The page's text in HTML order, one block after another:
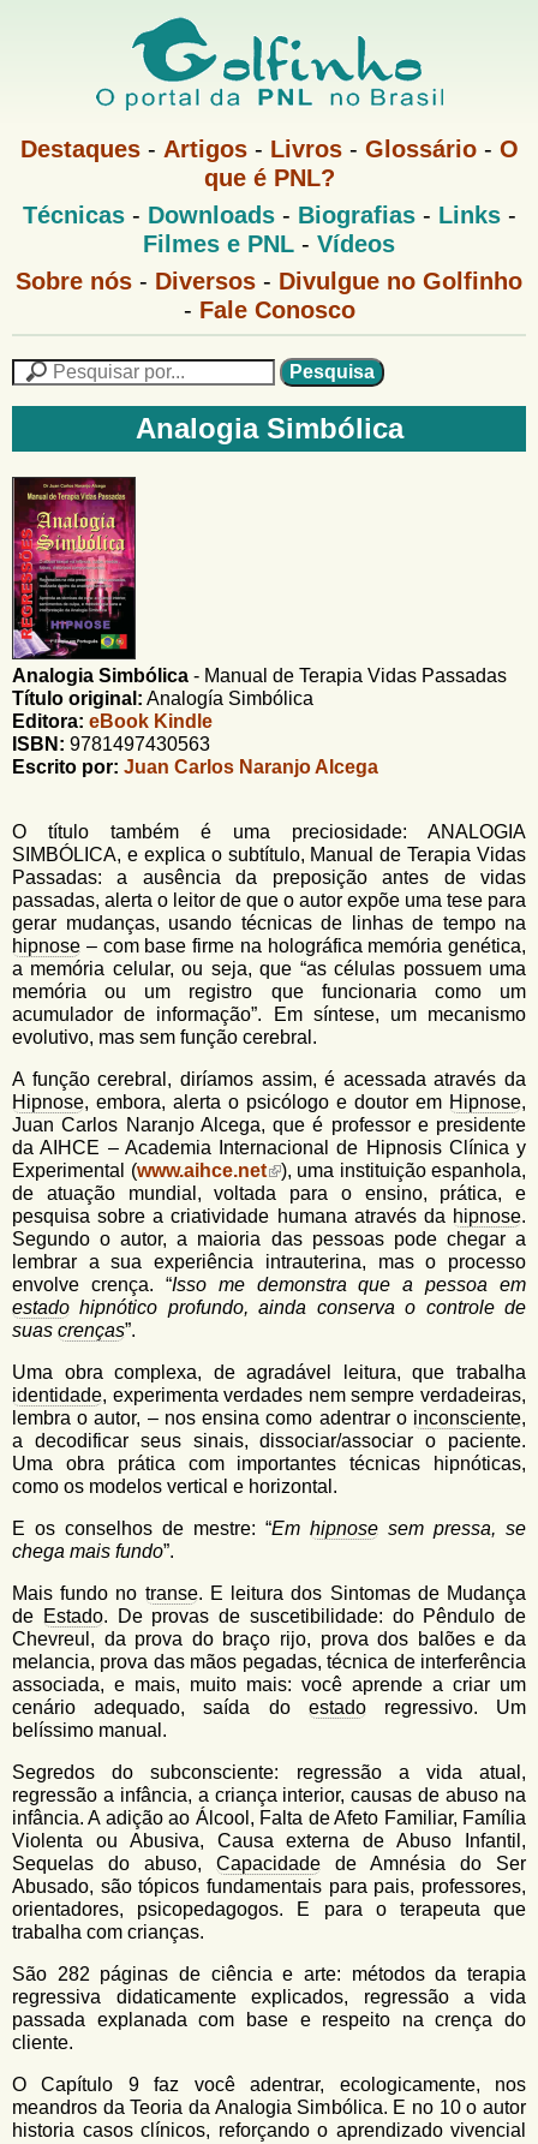
Pular
para
o
principal
G
f
i
n
h
o
M
u
Destaques- Artigos- Livros- Glossário- O
que é PNL?
M
e
P
Técnicas- Downloads- Biografias- Links-
Filmes e PNL - Vídeos
G
n
e
n
u
Sobre nós - Diversos - Divulgue no Golfinho
- Fale Conosco
F
r
m
u
l
á
r
i
o
d
b
u
s
c
a
e
i
s
a
n
o
G
o
l
f
i
n
h
o
Analogia Simbólica
Analogia Simbólica - Manual de Terapia Vidas Passadas
Título original: Analogía Simbólica
Editora: eBook Kindle
ISBN: 9781497430563
Escrito por: Juan Carlos Naranjo Alcega
O título também é uma preciosidade: ANALOGIA
SIMBÓLICA, e explica o subtítulo, Manual de Terapia Vidas
Passadas: a ausência da preposição antes de vidas
passadas, alerta o leitor de que o autor expõe uma tese para
gerar mudanças, usando técnicas de linhas de tempo na
hipnose – com base firme na holográfica memória genética,
a memória celular, ou seja, que “as células possuem uma
memória ou um registro que funcionaria como um
acumulador de informação”. Em síntese, um mecanismo
evolutivo, mas sem função cerebral.
A função cerebral, diríamos assim, é acessada através da
Hipnose, embora, alerta o psicólogo e doutor em Hipnose,
Juan Carlos Naranjo Alcega, que é professor e presidente
da AIHCE – Academia Internacional de Hipnosis Clínica y
Experimental (www.aihce.net
), uma instituição espanhola,
de atuação mundial, voltada para o ensino, prática, e
pesquisa sobre a criatividade humana através da hipnose.
Segundo o autor, a maioria das pessoas pode chegar a
lembrar a sua experiência intrauterina, mas o processo
envolve crença. “Isso me demonstra que a pessoa em
estado hipnótico profundo, ainda conserva o controle de
suas crenças”.
Uma obra complexa, de agradável leitura, que trabalha
identidade, experimenta verdades nem sempre verdadeiras,
lembra o autor, – nos ensina como adentrar o inconsciente,
a decodificar seus sinais,
dissociar/associar o paciente.
Uma obra prática com importantes técnicas hipnóticas,
como os modelos vertical e horizontal.
E os conselhos de mestre: “Em hipnose sem pressa, se
chega mais fundo”.
Mais fundo no transe. E leitura dos Sintomas de Mudança
de Estado. De provas de suscetibilidade: do Pêndulo de
Chevreul, da prova do braço rijo, prova dos balões e da
melancia, prova das mãos pegadas, técnica de interferência
associada, e mais, muito mais: você aprende a criar um
cenário adequado, saída do estadoregressivo. Um
belíssimo manual.
Segredos do subconsciente: regressão a vida atual,
regressão a infância, a criança interior, causas de abuso na
infância. A adição ao Álcool, Falta de Afeto Familiar, Família
Violenta ou Abusiva, Causa externa de Abuso Infantil,
Sequelas do abuso, Capacidade de Amnésia do Ser
Abusado, são tópicos fundamentais para pais, professores,
orientadores, psicopedagogos. E para o terapeuta que
trabalha com crianças.
São 282 páginas de ciência e arte: métodos da terapia
regressiva didaticamente explicados, regressão a vida
passada explanada com base e respeito na crença do
cliente.
O Capítulo 9 faz você adentrar, ecologicamente, nos
meandros da Teoria da Analogia Simbólica. E no 10 o autor
historia casos clínicos, reforçando o aprendizado vivencial